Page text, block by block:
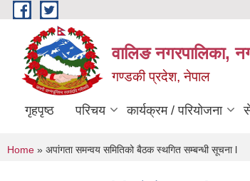
Skip to main content
वालिङ नगरपालिका,
गण्डकी प्रदेश, नेपाल
गृहपृष्ठ परिचय कार्यक्रम / परियोजना
You are here
Home » अपांगता समन्वय समितिको बैठक स्थगित सम्बन्धी सूचना l